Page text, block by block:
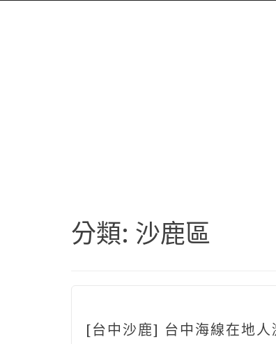
分類: 沙鹿區
[台中沙鹿] 台中海線在地